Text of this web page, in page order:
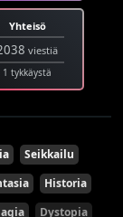
Yhteisö
viestiä
1 tykkäystä
Seikkailu
Historia
Dystopia